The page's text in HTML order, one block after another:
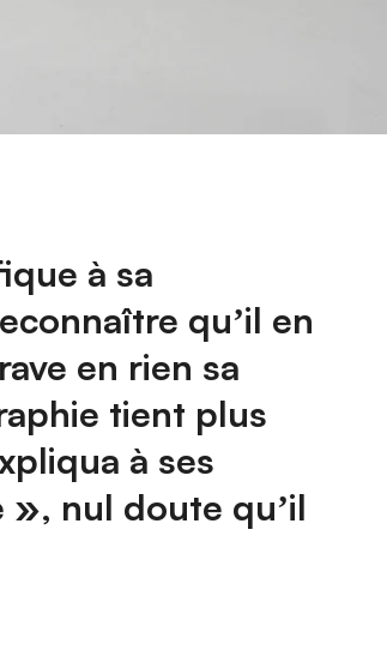
à sa
quʼil en
en rien sa
tient plus
à ses
», nul doute quʼil